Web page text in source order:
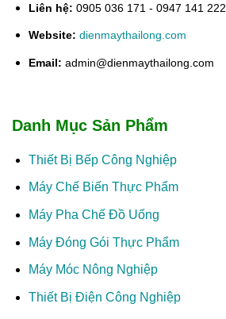
Liên hệ: 0905 036 171 - 0947 141 222
Website: dienmaythailong.com
Email: admin@dienmaythailong.com
Danh Mục Sản Phẩm
Thiết Bị Bếp Công Nghiệp
Máy Chế Biến Thực Phẩm
Máy Pha Chế Đồ Uống
Máy Đóng Gói Thực Phẩm
Máy Móc Nông Nghiệp
Thiết Bị Điện Công Nghiệp